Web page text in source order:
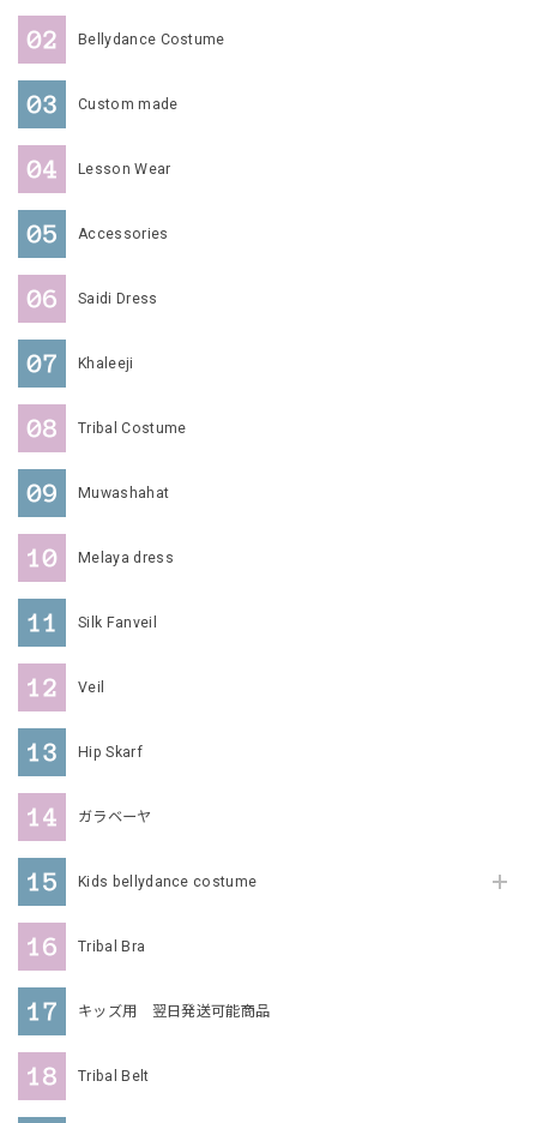
Bellydance Costume
Custom made
Lesson Wear
Accessories
Saidi Dress
Khaleeji
Tribal Costume
Muwashahat
Melaya dress
Silk Fanveil
Veil
Hip Skarf
ガラベーヤ
Kids bellydance costume
Tribal Bra
キッズ用 翌日発送可能商品
Tribal Belt